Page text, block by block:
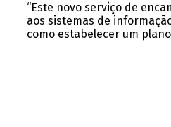
“Este novo serviço de
aos sistemas de
como estabelecer um